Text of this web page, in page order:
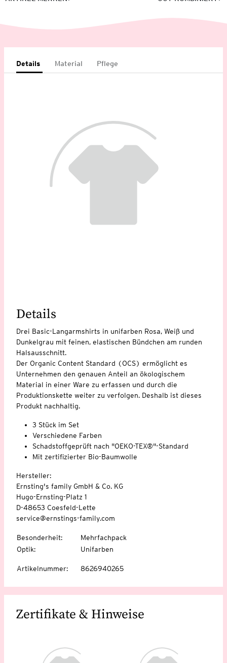
Details Material Pflege
Details
Drei Basic-Langarmshirts in unifarben Rosa, Weiß und
Dunkelgrau mit feinen, elastischen Bündchen am runden
Halsausschnitt.
Der Organic Content Standard (OCS) ermöglicht es
Unternehmen den genauen Anteil an ökologischem
Material in einer Ware zu erfassen und durch die
Produktionskette weiter zu verfolgen. Deshalb ist dieses
Produkt nachhaltig.
3 Stück im Set
Verschiedene Farben
Schadstoffgeprüft nach "OEKO-TEX®"-Standard
Mit zertifizierter Bio-Baumwolle
Hersteller:
Ernsting's family GmbH & Co. KG
Hugo-Ernsting-Platz 1
D-48653 Coesfeld-Lette
service@ernstings-family.com
Besonderheit:
Mehrfachpack
Optik: Unifarben
Artikelnummer: 8626940265
Zertifikate & Hinweise